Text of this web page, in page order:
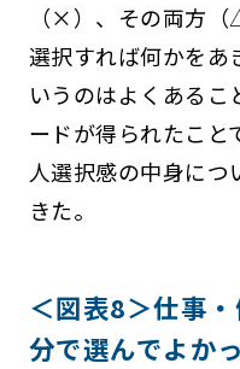
（×）、その両方
選択すれば何かをあ
いうのはよくある
ードが得られたこと
人選択感の中身につ
きた。
＜図表8＞仕事
分で選んでよか